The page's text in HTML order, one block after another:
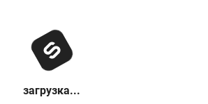
загрузка...